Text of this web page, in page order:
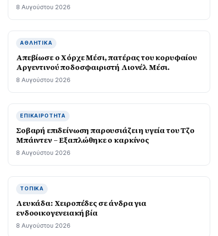
8 Αυγούστου 2026
ΑΘΛΗΤΙΚΆ
Απεβίωσε ο Χόρχε Μέσι, πατέρας του κορυφαίου
Αργεντινού ποδοσφαιριστή Λιονέλ Μέσι.
8 Αυγούστου 2026
ΕΠΙΚΑΙΡΌΤΗΤΑ
Σοβαρή επιδείνωση παρουσιάζει η υγεία του Τζο
Μπάιντεν – Εξαπλώθηκε ο καρκίνος
8 Αυγούστου 2026
ΤΟΠΙΚΆ
Λευκάδα: Χειροπέδες σε άνδρα για
ενδοοικογενειακή βία
8 Αυγούστου 2026